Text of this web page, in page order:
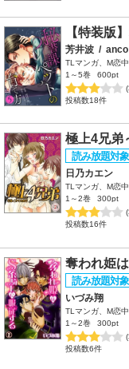
【特装版
芳井波 / anco
TLマンガ、M恋
1～5巻
600pt
投稿数18件
極上4兄弟
日乃カエン
TLマンガ、M恋
1～2巻
300pt
投稿数16件
奪われ姫
いづみ翔
TLマンガ、M恋
1～2巻
300pt
投稿数6件